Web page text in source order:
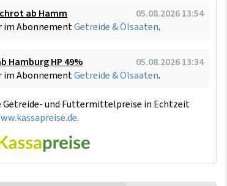
ab Hamm
05.08.2026 13:54
im AbonnementGetreide & Ölsaaten.
Hamburg HP 49%
05.08.2026 13:34
im AbonnementGetreide & Ölsaaten.
Getreide- und Futtermittelpreise in Echtzeit
.